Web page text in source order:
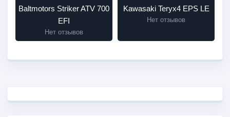
Baltmotors Striker ATV 700
EFI
Нет отзывов
Kawasaki Teryx4 EPS LE
Нет отзывов